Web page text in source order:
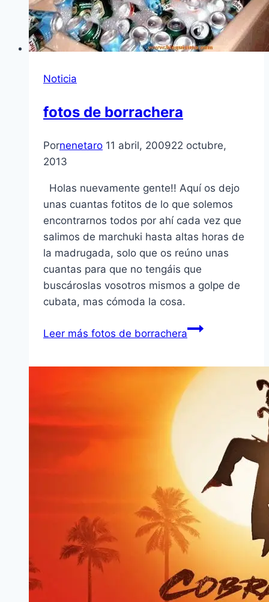
Noticia
fotos de borrachera
Pornenetaro 11 abril, 200922 octubre,
2013
Holas nuevamente gente!! Aquí­ os dejo
unas cuantas fotitos de lo que solemos
encontrarnos todos por ahí­ cada vez que
salimos de marchuki hasta altas horas de
la madrugada, solo que os reúno unas
cuantas para que no tengáis que
buscároslas vosotros mismos a golpe de
cubata, mas cómoda la cosa.
Leer más fotos de borrachera